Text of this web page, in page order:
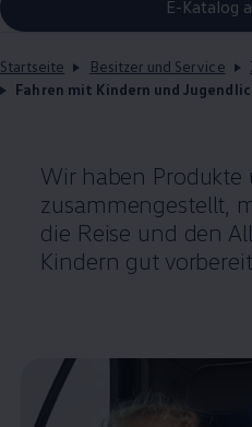
E-Katalog
Startseite Besitzer und Service
Fahren mit Kindern und
Wir haben Produkte
zusammengestellt,
die Reise und den
Kindern gut